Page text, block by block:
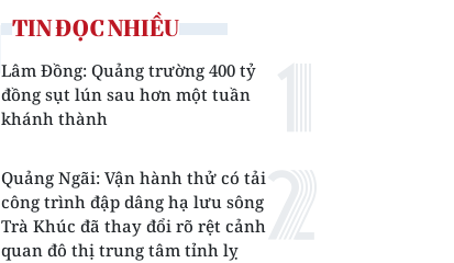
TIN ĐỌC NHIỀU
Lâm Đồng: Quảng trường 400 tỷ
đồng sụt lún sau hơn một tuần
khánh thành
Quảng Ngãi: Vận hành thử có tải
công trình đập dâng hạ lưu sông
Trà Khúc đã thay đổi rõ rệt cảnh
quan đô thị trung tâm tỉnh lỵ